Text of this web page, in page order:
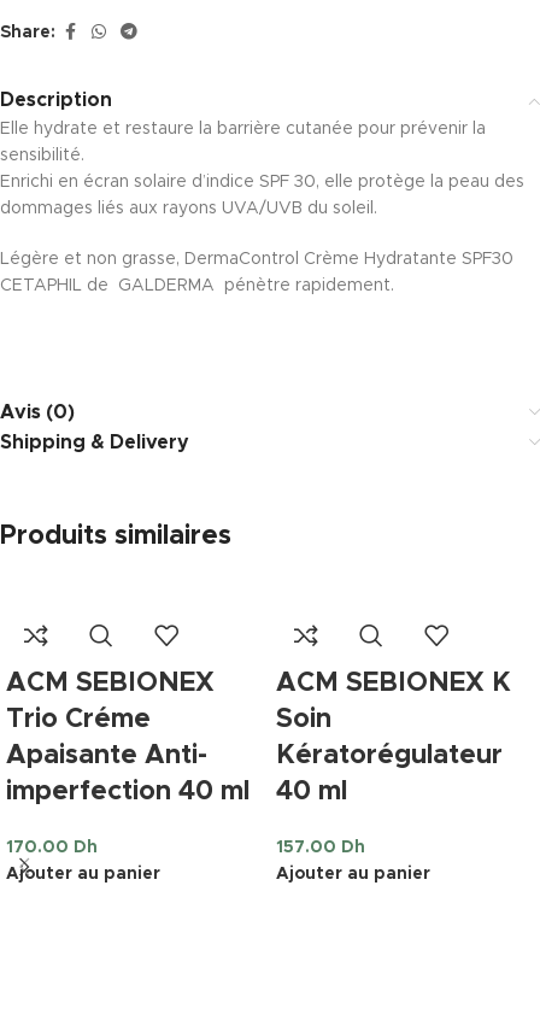
Share:
Description
Elle hydrate et restaure la barrière cutanée pour prévenir la
sensibilité.
Enrichi en écran solaire d’indice SPF 30, elle protège la peau des
dommages liés aux rayons UVA/UVB du soleil.
Légère et non grasse, DermaControl Crème Hydratante SPF30
CETAPHIL de GALDERMA pénètre rapidement.
Avis (0)
Shipping & Delivery
Produits similaires
ACM SEBIONEX
Trio Créme
Apaisante Anti-
imperfection 40 ml
170.00 Dh
Ajouter au panier
ACM SEBIONEX K
Soin
Kératorégulateur
40 ml
157.00 Dh
Ajouter au panier